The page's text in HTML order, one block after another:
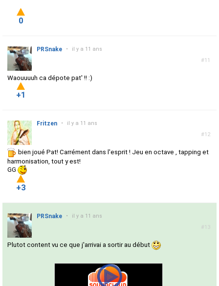
0
#11
PRSnake • il y a 11 ans
Waouuuuh ca dépote pat' !! :)
+1
#12
Fritzen • il y a 11 ans
bien joué Pat! Carrément dans l'esprit ! Jeu en octave , tapping et
harmonisation, tout y est!
GG
+3
#13
PRSnake • il y a 11 ans
Plutot content vu ce que j'arrivai a sortir au début